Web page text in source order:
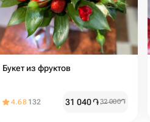
Букет из фруктов
4.68 132 31 040֏32 000֏